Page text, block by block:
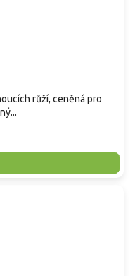
růží, ceněná pro